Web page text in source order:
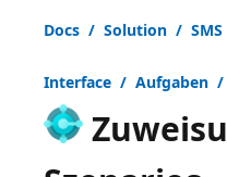
Docs / Solution / SMS
Interface / Aufgaben /